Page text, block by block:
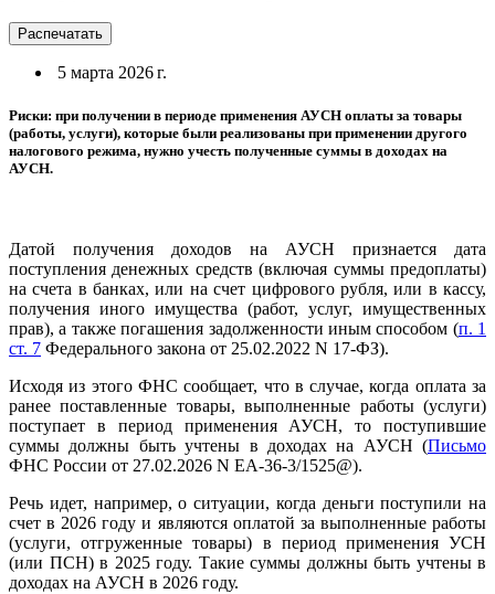
Распечатать
5 марта 2026 г.
Риски: при получении в периоде применения АУСН оплаты за товары
(работы, услуги), которые были реализованы при применении другого
налогового режима, нужно учесть полученные суммы в доходах на
АУСН.
Датой получения доходов на АУСН признается дата
поступления денежных средств (включая суммы предоплаты)
на счета в банках, или на счет цифрового рубля, или в кассу,
получения иного имущества (работ, услуг, имущественных
прав), а также погашения задолженности иным способом (п. 1
ст. 7 Федерального закона от 25.02.2022 N 17-ФЗ).
Исходя из этого ФНС сообщает, что в случае, когда оплата за
ранее поставленные товары, выполненные работы (услуги)
поступает в период применения АУСН, то поступившие
суммы должны быть учтены в доходах на АУСН (Письмо
ФНС России от 27.02.2026 N ЕА-36-3/1525@).
Речь идет, например, о ситуации, когда деньги поступили на
счет в 2026 году и являются оплатой за выполненные работы
(услуги, отгруженные товары) в период применения УСН
(или ПСН) в 2025 году. Такие суммы должны быть учтены в
доходах на АУСН в 2026 году.